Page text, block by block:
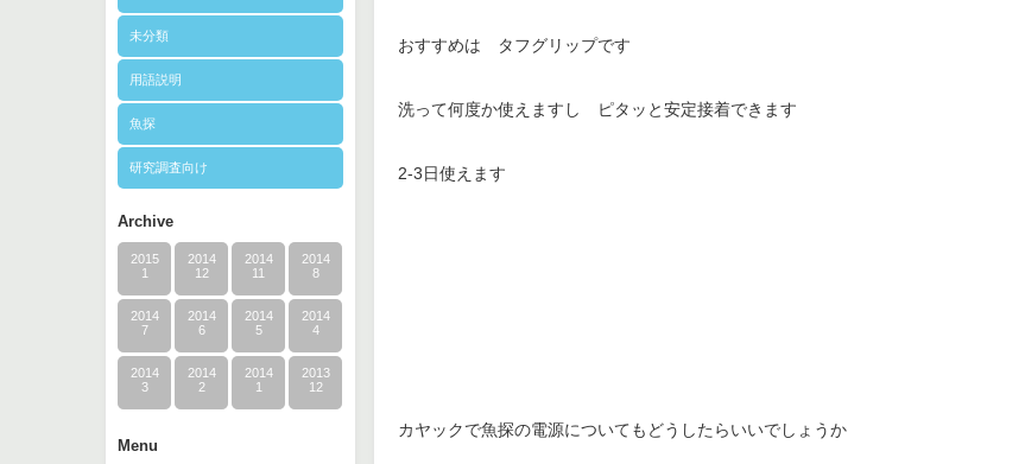
未分類
用語説明
魚探
研究調査向け
Archive
2015
1
2014
12
2014
11
2014
8
2014
7
2014
6
2014
5
2014
4
2014
3
2014
2
2014
1
2013
12
Menu
おすすめは タフグリップです
洗って何度か使えますし ピタッと安定接着できます
2-3日使えます
カヤックで魚探の電源についてもどうしたらいいでしょうか